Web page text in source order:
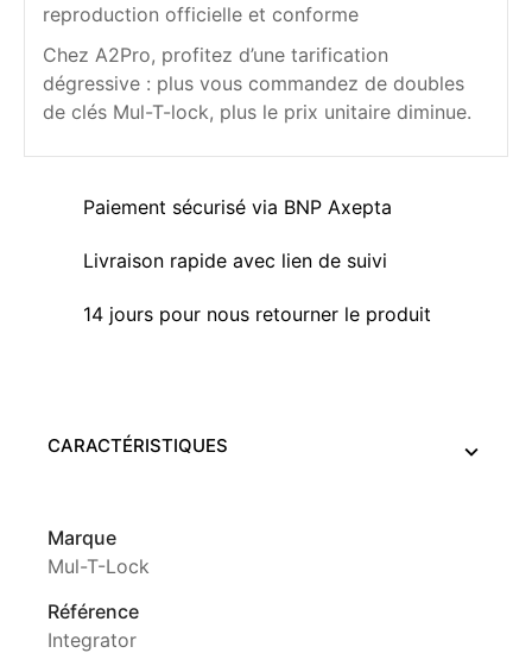
reproduction officielle et conforme
Chez A2Pro, profitez d’une tarification
dégressive : plus vous commandez de doubles
de clés Mul-T-lock, plus le prix unitaire diminue.
Paiement sécurisé via BNP Axepta
Livraison rapide avec lien de suivi
14 jours pour nous retourner le produit
CARACTÉRISTIQUES
Marque
Mul-T-Lock
Référence
Integrator